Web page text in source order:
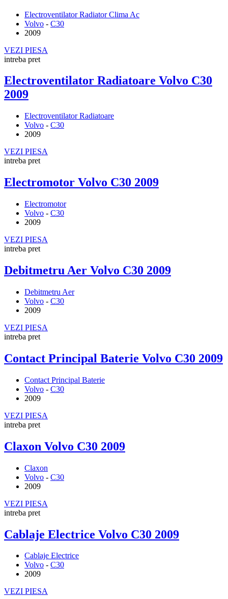
Electroventilator Radiator Clima Ac
Volvo - C30
2009
VEZI PIESA
intreba pret
Electroventilator Radiatoare Volvo C30
2009
Electroventilator Radiatoare
Volvo - C30
2009
VEZI PIESA
intreba pret
Electromotor Volvo C30 2009
Electromotor
Volvo - C30
2009
VEZI PIESA
intreba pret
Debitmetru Aer Volvo C30 2009
Debitmetru Aer
Volvo - C30
2009
VEZI PIESA
intreba pret
Contact Principal Baterie Volvo C30 2009
Contact Principal Baterie
Volvo - C30
2009
VEZI PIESA
intreba pret
Claxon Volvo C30 2009
Claxon
Volvo - C30
2009
VEZI PIESA
intreba pret
Cablaje Electrice Volvo C30 2009
Cablaje Electrice
Volvo - C30
2009
VEZI PIESA